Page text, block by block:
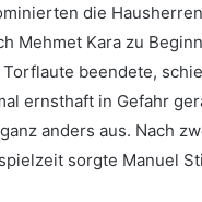
die
Mehmet Kara zu
beendete,
ernsthaft in Gefahr
anders aus. Nach
sorgte Manuel